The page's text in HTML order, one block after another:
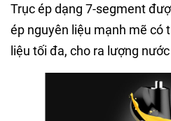
Trục ép dạng 7-segment
ép nguyên liệu mạnh mẽ có
liệu tối đa, cho ra lượng